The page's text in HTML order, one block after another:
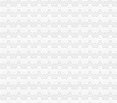
潼南局代理注销分公司认真规划2007
北碚局切实加“两会”重庆分公司注销
大足局重庆注销税务从四个方面规范
奉节县县长谢礼国一行到工商局重庆
两企业送锦旗感谢南川局重庆分公司
谭世贤副巡视到铜梁局代理注销分公
总局市代理注销分公司场司王晋杰司
南岸局解决群众关心的重庆注销分公
沙坪坝局严把“四关”重庆注销税务加